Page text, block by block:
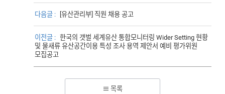
다음글 : [유산관리부] 직원 채용 공고
이전글 : 한국의 갯벌 세계유산 통합모니터링 Wider Setting 현황
및 물새류 유산공간이용 특성 조사 용역 제안서 예비 평가위원
모집공고
목록